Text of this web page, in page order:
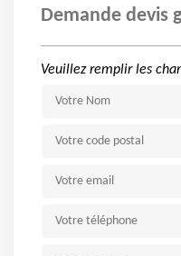
Demande devis
Veuillez remplir les